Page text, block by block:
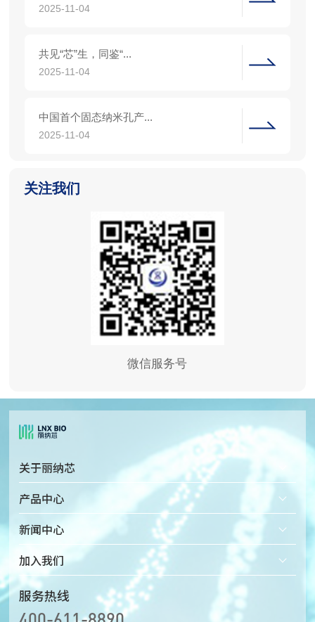
2025-11-04
共见“芯”生，同鉴“...
2025-11-04
中国首个固态纳米孔产...
2025-11-04
关注我们
微信服务号
关于丽纳芯
公司简介
荣誉资质
产品中心
固态纳米孔检测仪
配套微流体装置
新闻中心
加入我们
热招岗位
服务热线